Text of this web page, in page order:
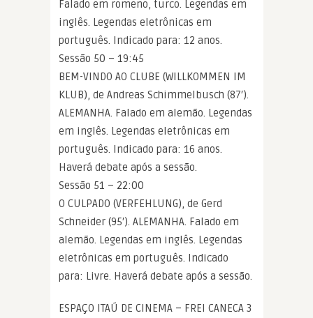
Falado em romeno, turco. Legendas em
inglês. Legendas eletrônicas em
português. Indicado para: 12 anos.
Sessão 50 – 19:45
BEM-VINDO AO CLUBE (WILLKOMMEN IM
KLUB), de Andreas Schimmelbusch (87′).
ALEMANHA. Falado em alemão. Legendas
em inglês. Legendas eletrônicas em
português. Indicado para: 16 anos.
Haverá debate após a sessão.
Sessão 51 – 22:00
O CULPADO (VERFEHLUNG), de Gerd
Schneider (95′). ALEMANHA. Falado em
alemão. Legendas em inglês. Legendas
eletrônicas em português. Indicado
para: Livre. Haverá debate após a sessão.
ESPAÇO ITAÚ DE CINEMA – FREI CANECA 3